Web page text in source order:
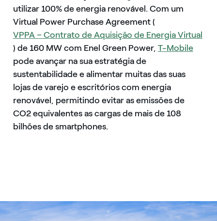
utilizar 100% de energia renovável. Com um
Virtual Power Purchase Agreement (
VPPA – Contrato de Aquisição de Energia Virtual
) de 160 MW com Enel Green Power, T-Mobile
pode avançar na sua estratégia de
sustentabilidade e alimentar muitas das suas
lojas de varejo e escritórios com energia
renovável, permitindo evitar as emissões de
CO2 equivalentes as cargas de mais de 108
bilhões de smartphones.